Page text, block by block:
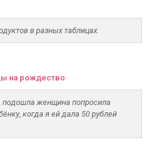
в разных таблицах.
на рождество
подошла женщина попросила
когда я ей дала 50 рублей